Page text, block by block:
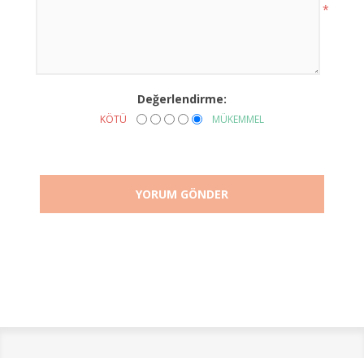
*
Değerlendirme:
KÖTÜ MÜKEMMEL